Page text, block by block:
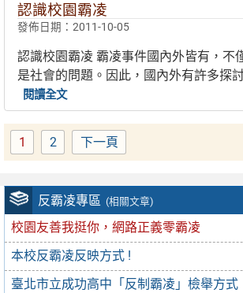
反霸凌專區 (相關文章)
校園友善我挺你，網路正義零霸凌
本校反霸凌反映方式 !
臺北市立成功高中「反制霸凌」檢舉方式
認識校園霸凌
發佈日期：2011-10-05
認識校園霸凌 霸凌事件國內外皆有，不
是社會的問題。因此，國內外有許多探
閱讀全文
Page
1 Page
2 下一頁